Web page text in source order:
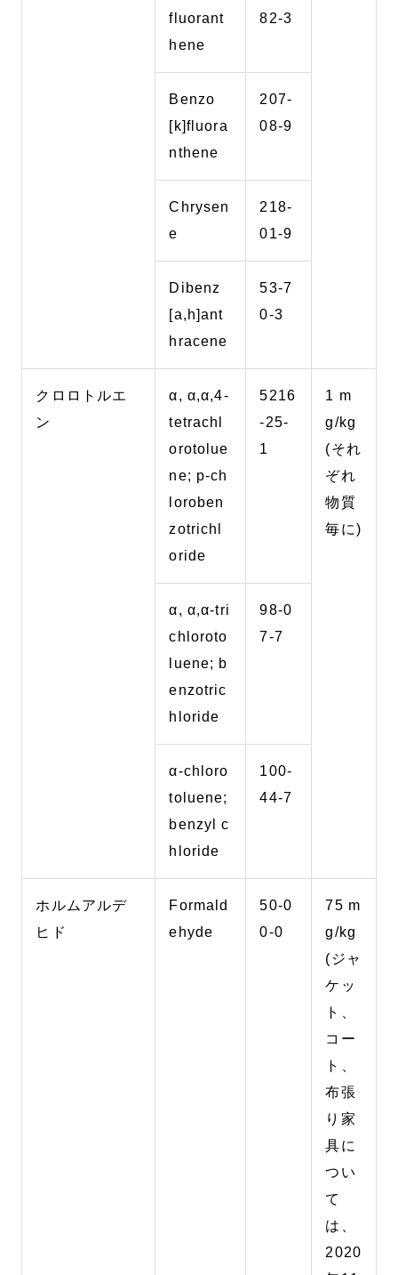
fluorant
hene
82-3
Benzo
[k]fluora
nthene
207-
08-9
Chrysen
e
218-
01-9
Dibenz
[a,h]ant
hracene
53-7
0-3
クロロトルエ
ン
α, α,α,4-
tetrachl
orotolue
ne; p-ch
loroben
zotrichl
oride
5216
-25-
1
1 m
g/kg
(それ
ぞれ
物質
毎に)
α, α,α-tri
chloroto
luene; b
enzotric
hloride
98-0
7-7
α-chloro
toluene;
benzyl c
hloride
100-
44-7
ホルムアルデ
ヒド
Formald
ehyde
50-0
0-0
75 m
g/kg
(ジャ
ケッ
ト、
コー
ト、
布張
り家
具に
つい
て
は、
2020